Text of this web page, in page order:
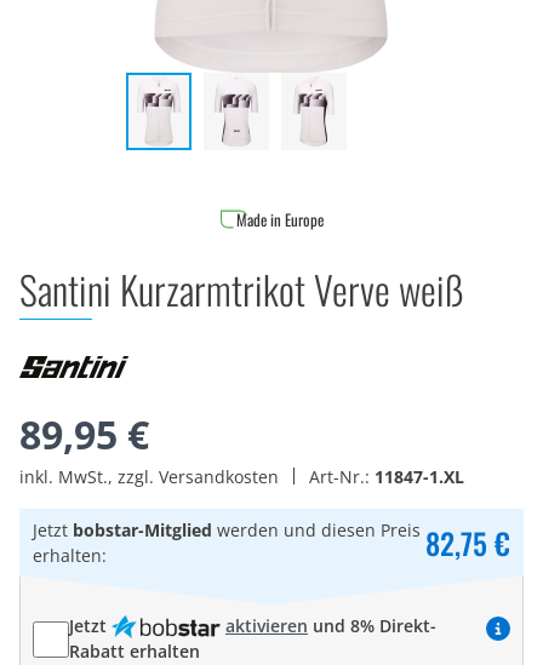
Made in Europe
Santini Kurzarmtrikot Verve weiß
89,95 €
inkl. MwSt., zzgl. Versandkosten Art-Nr.: 11847-1.XL
Jetzt bobstar-Mitglied werden und diesen Preis
erhalten:
82,75 €
Jetzt aktivieren und 8% Direkt-
Rabatt erhalten